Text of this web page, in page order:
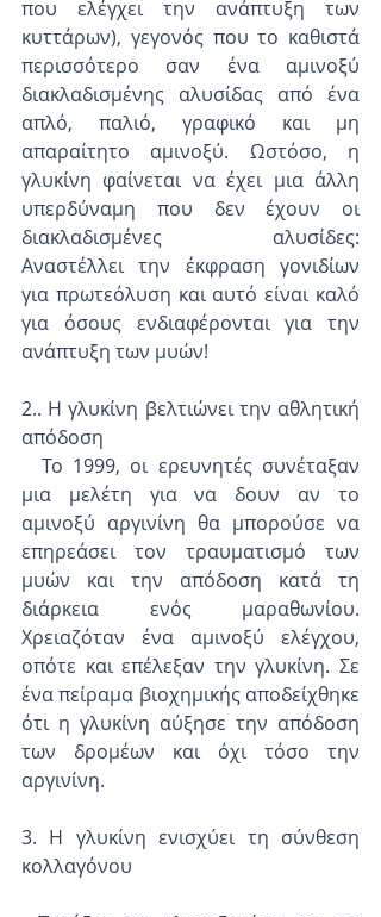
που ελέγχει την ανάπτυξη των
κυττάρων), γεγονός που το καθιστά
περισσότερο σαν ένα αμινοξύ
διακλαδισμένης αλυσίδας από ένα
απλό, παλιό, γραφικό και μη
απαραίτητο αμινοξύ. Ωστόσο, η
γλυκίνη φαίνεται να έχει μια άλλη
υπερδύναμη που δεν έχουν οι
διακλαδισμένες αλυσίδες:
Αναστέλλει την έκφραση γονιδίων
για πρωτεόλυση και αυτό είναι καλό
για όσους ενδιαφέρονται για την
ανάπτυξη των μυών!
2.. Η γλυκίνη βελτιώνει την αθλητική
απόδοση
μια μελέτη για να δουν αν το
αμινοξύ αργινίνη θα μπορούσε να
επηρεάσει τον τραυματισμό των
μυών και την απόδοση κατά τη
διάρκεια ενός μαραθωνίου.
Χρειαζόταν ένα αμινοξύ ελέγχου,
οπότε και επέλεξαν την γλυκίνη. Σε
ένα πείραμα βιοχημικής αποδείχθηκε
ότι η γλυκίνη αύξησε την απόδοση
των δρομέων και όχι τόσο την
αργινίνη.
3. Η γλυκίνη ενισχύει τη σύνθεση
κολλαγόνου